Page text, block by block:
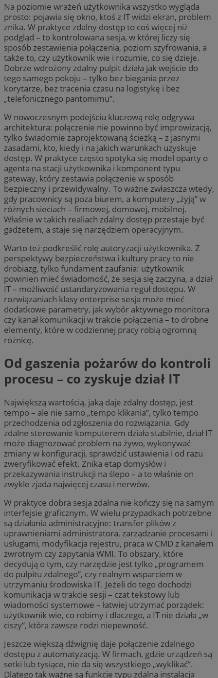
Na poziomie wrażeń użytkownika wszystko wygląda
prosto: pojawia się okno, ktoś z IT widzi ekran, problem
znika. W praktyce zdalny dostęp to coś więcej niż
podgląd – to kontrolowana sesja, w której liczy się
sposób zestawienia połączenia, poziom szyfrowania, a
także to, czy użytkownik wie i rozumie, co się dzieje.
Dobrze wdrożony zdalny pulpit działa jak wejście do
tego samego pokoju – tylko bez biegania przez
korytarze, bez tracenia czasu na logistykę i bez
„telefonicznego pantomimu”.
W nowoczesnym podejściu kluczową rolę odgrywa
architektura: połączenie nie powinno być improwizacją,
tylko świadomie zaprojektowaną ścieżką – z jasnymi
zasadami, kto, kiedy i na jakich warunkach uzyskuje
dostęp. W praktyce często spotyka się model oparty o
agenta na stacji użytkownika i komponent typu
gateway, który zestawia połączenie w sposób
bezpieczny i przewidywalny. To ważne zwłaszcza wtedy,
gdy pracownicy są poza biurem, a komputery „żyją” w
różnych sieciach – firmowej, domowej, mobilnej.
Właśnie w takich realiach zdalny dostęp przestaje być
gadżetem, a staje się narzędziem operacyjnym.
Warto też podkreślić rolę autoryzacji użytkownika. Z
perspektywy bezpieczeństwa i kultury pracy to nie
drobiazg, tylko fundament zaufania: użytkownik
powinien mieć świadomość, że sesja się zaczyna, a dział
IT – możliwość ustandaryzowania reguł dostępu. W
rozwiązaniach klasy enterprise sesja może mieć
dodatkowe parametry, jak wybór aktywnego monitora
czy kanał komunikacji w trakcie połączenia – to drobne
elementy, które w codziennej pracy robią ogromną
różnicę.
Od gaszenia pożarów do kontroli
procesu – co zyskuje dział IT
Największą wartością, jaką daje zdalny dostęp, jest
tempo – ale nie samo „tempo klikania”, tylko tempo
przechodzenia od zgłoszenia do rozwiązania. Gdy
zdalne sterowanie komputerem działa stabilnie, dział IT
może diagnozować problem na żywo, wykonywać
zmiany w konfiguracji, sprawdzić ustawienia i od razu
zweryfikować efekt. Znika etap domysłów i
przekazywania instrukcji na ślepo – a to właśnie on
zwykle zjada najwięcej czasu i nerwów.
W praktyce dobra sesja zdalna nie kończy się na samym
interfejsie graficznym. W wielu przypadkach potrzebne
są działania administracyjne: transfer plików z
uprawnieniami administratora, zarządzanie procesami i
usługami, modyfikacja rejestru, praca w CMD z kanałem
zwrotnym czy zapytania WMI. To obszary, które
decydują o tym, czy narzędzie jest tylko „programem
do pulpitu zdalnego”, czy realnym wsparciem w
utrzymaniu środowiska IT. Jeżeli do tego dochodzi
komunikacja w trakcie sesji – czat tekstowy lub
wiadomości systemowe – łatwiej utrzymać porządek:
użytkownik wie, co robimy i dlaczego, a IT nie działa „w
ciszy”, która zawsze rodzi niepewność.
Jeszcze większą dźwignię daje połączenie zdalnego
dostępu z automatyzacją. W firmach, gdzie urządzeń są
setki lub tysiące, nie da się wszystkiego „wyklikać”.
Dlatego tak ważne są funkcje typu zdalna instalacja